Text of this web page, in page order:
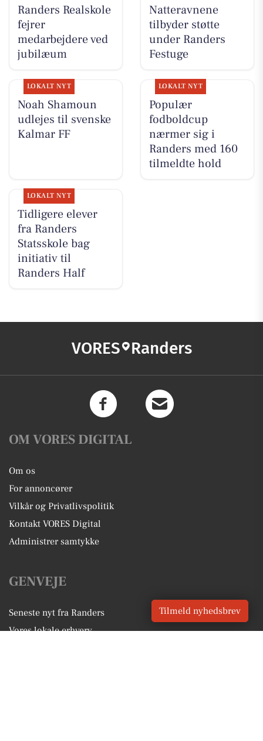
Randers Realskole
fejrer
medarbejdere ved
jubilæum
Natteravnene
tilbyder støtte
under Randers
Festuge
LOKALT NYT
Noah Shamoun
udlejes til svenske
Kalmar FF
LOKALT NYT
Populær
fodboldcup
nærmer sig i
Randers med 160
tilmeldte hold
LOKALT NYT
Tidligere elever
fra Randers
Statsskole bag
initiativ til
Randers Half
VORES Randers
OM VORES DIGITAL
Om os
For annoncører
Vilkår og Privatlivspolitik
Kontakt VORES Digital
Administrer samtykke
GENVEJE
Seneste nyt fra Randers
Vores lokale erhverv
Tilmeld nyhedsbrev